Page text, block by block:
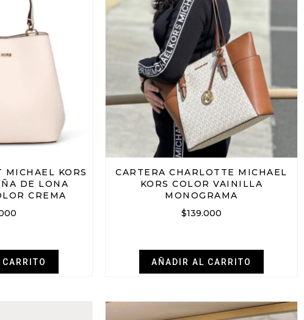
MICHAEL KORS
DE LONA
CREMA
CARTERA CHARLOTTE MICHAEL
KORS COLOR VAINILLA
MONOGRAMA
$139.000
AÑADIR AL CARRITO